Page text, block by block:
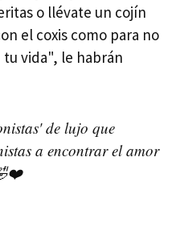
o llévate un cojín
el coxis como para no
vida", le habrán
de lujo que
a encontrar el amor